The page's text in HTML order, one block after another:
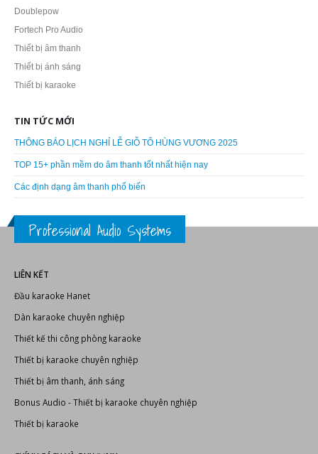
Doublepow
Fortech Pro Audio
Thiết bị âm thanh
Thiết bị ánh sáng
Thiết bị karaoke
TIN TỨC MỚI
THÔNG BÁO LỊCH NGHỈ LỄ GIỖ TỔ HÙNG VƯƠNG 2025
TOP 15+ phần mềm do âm thanh tốt nhất hiện nay
Các định dạng âm thanh phổ biến
Professional Audio Systems
LIÊN KẾT
Đầu karaoke Hanet
Dàn karaoke chuyên nghiệp
Thiết kế thi công phòng karaoke
Thiết bị karaoke chuyên nghiệp
Thiết bị âm thanh, ánh sáng
Bonus Audio -Thiết bị karaoke chuyên nghiệp
Thiết bị karaoke